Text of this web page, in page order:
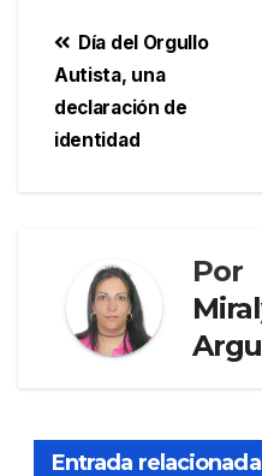
Día del Orgullo
Autista, una
declaración de
identidad
Por
Entrada relacionada